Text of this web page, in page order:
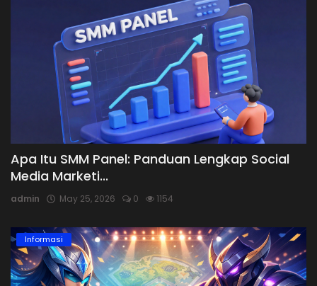
Apa Itu SMM Panel: Panduan Lengkap Social
Media Marketi...
admin May 25, 2026 0 1154
Informasi